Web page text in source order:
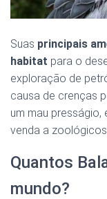
Suas principais
habitat para o
exploração de
causa de crenças
um mau
venda a
Quantos
mundo?